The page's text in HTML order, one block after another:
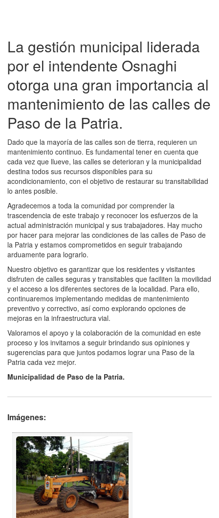
La gestión municipal liderada
por el intendente Osnaghi
otorga una gran importancia al
mantenimiento de las calles de
Paso de la Patria.
Dado que la mayoría de las calles son de tierra, requieren un
mantenimiento continuo. Es fundamental tener en cuenta que
cada vez que llueve, las calles se deterioran y la municipalidad
destina todos sus recursos disponibles para su
acondicionamiento, con el objetivo de restaurar su transitabilidad
lo antes posible.
Agradecemos a toda la comunidad por comprender la
trascendencia de este trabajo y reconocer los esfuerzos de la
actual administración municipal y sus trabajadores. Hay mucho
por hacer para mejorar las condiciones de las calles de Paso de
la Patria y estamos comprometidos en seguir trabajando
arduamente para lograrlo.
Nuestro objetivo es garantizar que los residentes y visitantes
disfruten de calles seguras y transitables que faciliten la movilidad
y el acceso a los diferentes sectores de la localidad. Para ello,
continuaremos implementando medidas de mantenimiento
preventivo y correctivo, así como explorando opciones de
mejoras en la infraestructura vial.
Valoramos el apoyo y la colaboración de la comunidad en este
proceso y los invitamos a seguir brindando sus opiniones y
sugerencias para que juntos podamos lograr una Paso de la
Patria cada vez mejor.
Municipalidad de Paso de la Patria.
Imágenes: